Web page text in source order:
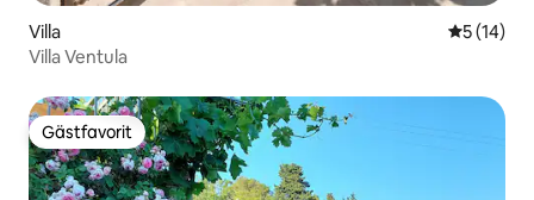
Villa 5 av 5 i
5 (14)
Villa Ventula
Gästfavorit
Gästfavorit